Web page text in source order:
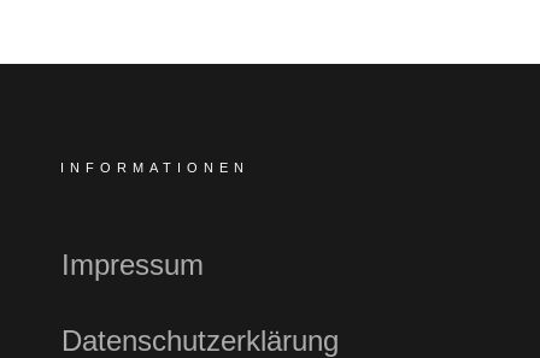
INFORMATIONEN
Impressum
Datenschutzerklärung